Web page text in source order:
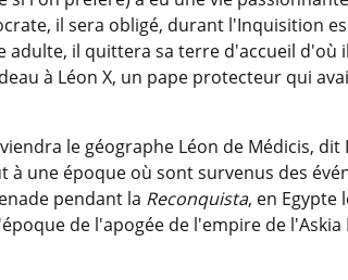
il sera obligé, durant l'Inquisition
adulte, il quittera sa terre d'accueil d'où
à Léon X, un pape protecteur qui
le géographe Léon de Médicis,
à une époque où sont survenus des
pendant la Reconquista, en Egypte
de l'apogée de l'empire de